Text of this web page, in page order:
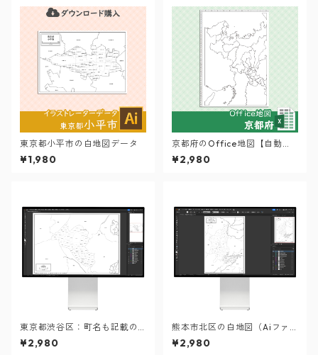
東京都小平市の白地図データ
¥1,980
京都府のOffice地図【自動色
塗り機能付き】
¥2,980
東京都渋谷区：町名も記載の
地図データ（PDF・Aiファイ
ル）
¥2,980
熊本市北区の白地図（Aiファ
イル）
¥2,980